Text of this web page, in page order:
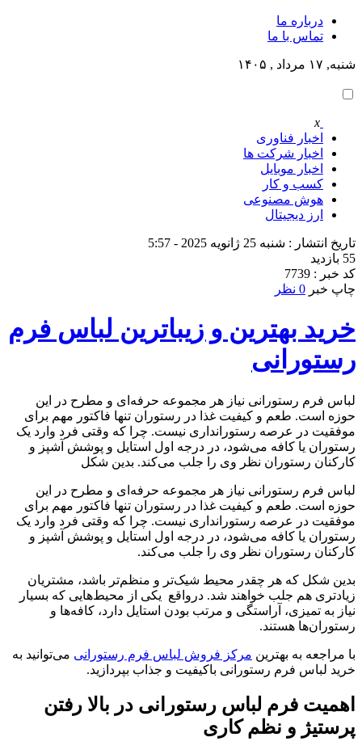
درباره ما
تماس با ما
شنبه, ۱۷ مرداد , ۱۴۰۵
x
اخبار فناوری
اخبار شرکت ها
اخبار موبایل
کسب و کار
هوش مصنوعی
ارز دیجیتال
تاریخ انتشار : شنبه 25 ژانویه 2025 - 5:57
55 بازدید
کد خبر : 7739
چاپ خبر 0 نظر
خرید بهترین و زیباترین لباس فرم
رستورانی
لباس فرم رستورانی نیاز هر مجموعه حرفه‌ای و مطرح در این
حوزه است. طعم و کیفیت غذا در رستوران تنها فاکتور مهم برای
موفقیت در عرصه رستورانداری نیست. چرا که وقتی فرد وارد یک
رستوران یا کافه می‌شود، در درجه اول استایل و پوشش آشپز و
کارکنان رستوران نظر وی را جلب می‌کند. بدین شکل
لباس فرم رستورانی نیاز هر مجموعه حرفه‌ای و مطرح در این
حوزه است. طعم و کیفیت غذا در رستوران تنها فاکتور مهم برای
موفقیت در عرصه رستورانداری نیست. چرا که وقتی فرد وارد یک
رستوران یا کافه می‌شود، در درجه اول استایل و پوشش آشپز و
کارکنان رستوران نظر وی را جلب می‌کند.
بدین شکل که هر چقدر محیط شیک‌تر و منظم‌تر باشد، مشتریان
زیادتری هم جلب خواهند شد. درواقع یکی از محیط‌هایی که بسیار
نیاز به تمیزی، آراستگی و مرتب بودن استایل دارد، کافه‌ها و
رستوران‌ها هستند.
با مراجعه به بهترین مرکز فروش لباس فرم رستورانی می‌توانید به
خرید لباس فرم رستورانی باکیفیت و جذاب بپردازید.
اهمیت فرم لباس رستورانی در بالا رفتن
پرستیژ و نظم کاری